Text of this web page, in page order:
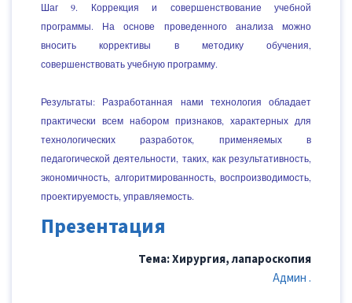
Шаг 9. Коррекция и совершенствование учебной
программы. На основе проведенного анализа можно
вносить коррективы в методику обучения,
совершенствовать учебную программу.
Результаты: Разработанная нами технология обладает
практически всем набором признаков, характерных для
технологических разработок, применяемых в
педагогической деятельности, таких, как результативность,
экономичность, алгоритмированность, воспроизводимость,
проектируемость, управляемость.
Презентация
Тема: Хирургия, лапароскопия
Админ .